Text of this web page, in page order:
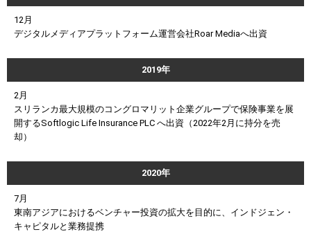
12月
デジタルメディアプラットフォーム運営会社Roar Mediaへ出資
2019年
2月
スリランカ最大規模のコングロマリット企業グループで保険事業を展
開するSoftlogic Life Insurance PLC へ出資（2022年2月に持分を売
却）
2020年
7月
東南アジアにおけるベンチャー投資の拡大を目的に、インドジェン・
キャピタルと業務提携